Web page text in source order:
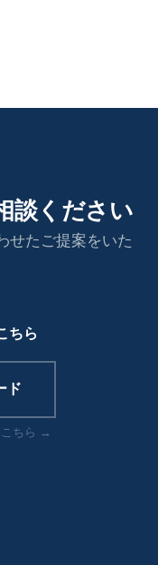
談ください
せたご提案をいた
ちら
ド
こちら →